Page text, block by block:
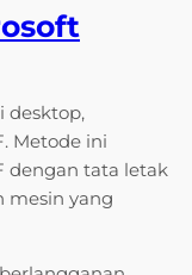
desktop,
Metode ini
dengan tata letak
mesin yang